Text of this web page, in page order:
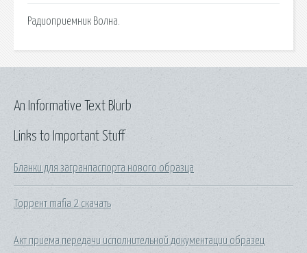
Радиоприемник Волна.
Links to Important Stuff
Бланки для загранпаспорта нового образца
Торрент mafia 2 скачать
Акт приема передачи исполнительной документации образец
An Informative Text Blurb